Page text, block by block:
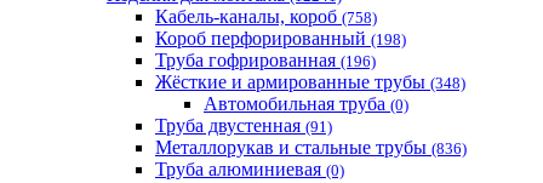
Кабель-каналы, короб (758)
Короб перфорированный (198)
Труба гофрированная (196)
Жёсткие и армированные трубы (348)
Автомобильная труба (0)
Труба двустенная (91)
Металлорукав и стальные трубы (836)
Труба алюминиевая (0)